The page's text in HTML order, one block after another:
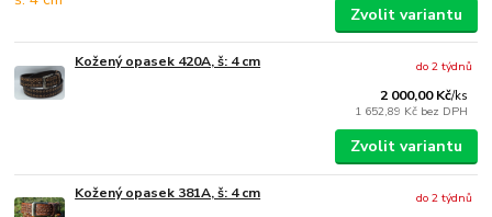
Zvolit variantu
Kožený opasek 420A, š: 4 cm
2 000,00 Kč/ks
1 652,89 Kč bez DPH
do 2 týdnů
Zvolit variantu
Kožený opasek 381A, š: 4 cm
do 2 týdnů